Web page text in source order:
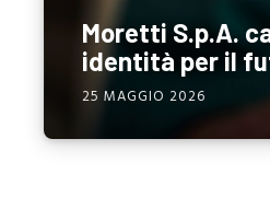
Moretti S.p.A.
identità per il
25 MAGGIO 2026